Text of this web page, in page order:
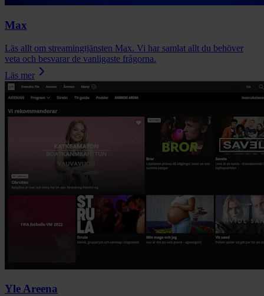
Max
Läs allt om streamingtjänsten Max. Vi har samlat allt du behöver
veta och besvarar de vanligaste frågorna.
Läs mer
Yle Areena